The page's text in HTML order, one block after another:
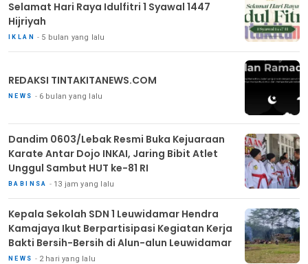
Selamat Hari Raya Idulfitri 1 Syawal 1447
Hijriyah
IKLAN 5 bulan yang lalu
REDAKSI TINTAKITANEWS.COM
NEWS 6 bulan yang lalu
Dandim 0603/Lebak Resmi Buka Kejuaraan
Karate Antar Dojo INKAI, Jaring Bibit Atlet
Unggul Sambut HUT ke-81 RI
BABINSA 13 jam yang lalu
Kepala Sekolah SDN 1 Leuwidamar Hendra
Kamajaya Ikut Berpartisipasi Kegiatan Kerja
Bakti Bersih-Bersih di Alun-alun Leuwidamar
NEWS 2 hari yang lalu